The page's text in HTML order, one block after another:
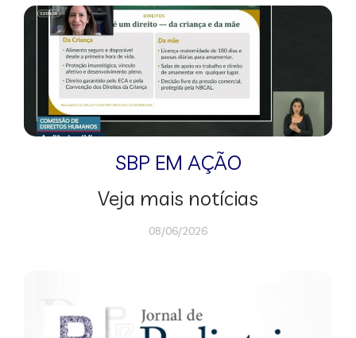
SBP EM AÇÃO
Veja mais notícias
08/06/2026